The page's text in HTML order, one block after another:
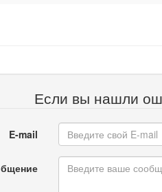
Если вы нашли
E-mail